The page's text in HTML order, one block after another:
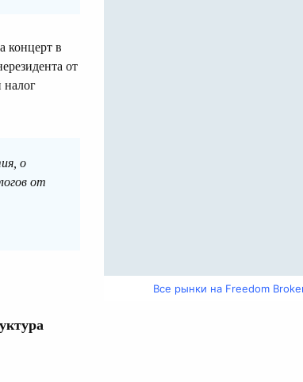
концерт в
от
налог
о
от
Все рынки на Freedom